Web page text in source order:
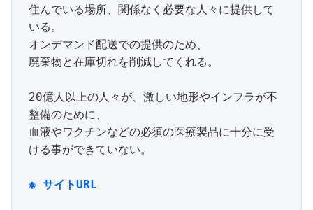
住んでいる場所、関係なく必要な人々に提供して
いる。
オンデマンド配送での提供のため、
廃棄物と在庫切れを削減してくれる。
20億人以上の人々が、激しい地形やインフラが不
整備のために、
血液やワクチンなどの必須の医療製品に十分に受
ける事ができていない。
◉ サイトURL